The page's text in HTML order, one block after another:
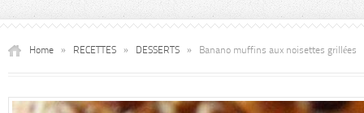
Home » RECETTES » DESSERTS » Banano muffins aux noisettes grillées